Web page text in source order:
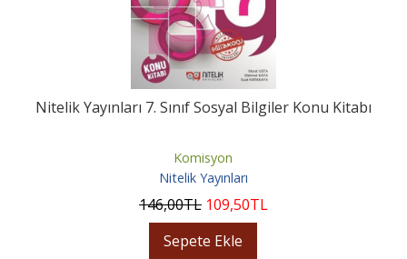
Nitelik Yayınları 7. Sınıf Sosyal Bilgiler Konu Kitabı
Komisyon
Nitelik Yayınları
146,00TL 109,50TL
Sepete Ekle